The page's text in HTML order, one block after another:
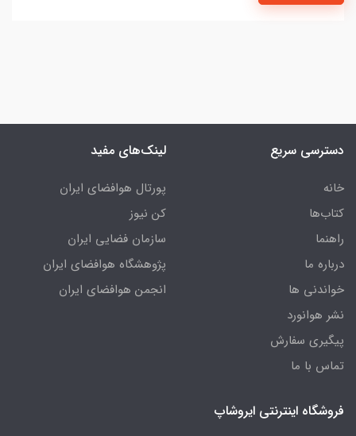
دسترسی سریع
خانه
کتاب‌ها
راهنما
درباره ما
خواندنی ها
نشر هوانورد
پیگیری سفارش
تماس با ما
لینک‌های مفید
پورتال هوافضای ایران
کن نیوز
سازمان فضایی ایران
پژوهشگاه هوافضای ایران
انجمن هوافضای ایران
فروشگاه اینترنتی ایروشاپ